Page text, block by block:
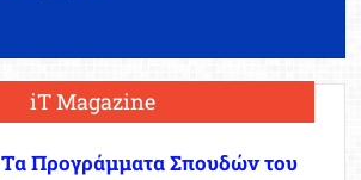
iT Magazine
Τα Προγράμματα Σπουδών του